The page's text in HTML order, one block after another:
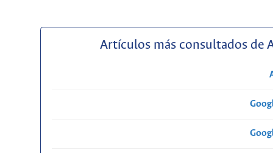
Artículos más consultados de